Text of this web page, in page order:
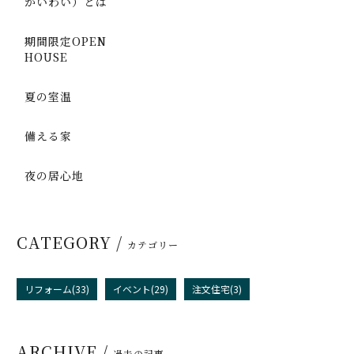
期間限定OPEN
HOUSE
夏の室温
備える家
夜の居心地
CATEGORY / カテゴリー
リフォーム(33) イベント(29) 注文住宅(3)